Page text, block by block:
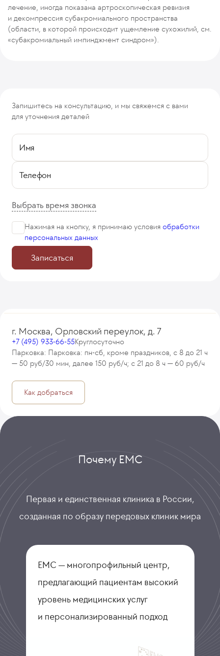
лечение, иногда показана артроскопическая ревизия
и декомпрессия субакромиального пространства
(области, в которой происходит ущемление сухожилий, см.
«субакромиальный импинджмент синдром»).
Запишитесь на консультацию, и мы свяжемся с вами
для уточнения деталей
Имя
Телефон
Выбрать время звонка
Нажимая на кнопку, я принимаю условия обработки
персональных данных
Записаться
г. Москва, Орловский переулок, д. 7
+7 (495) 933-66-55Круглосуточно
Парковка: Парковка: пн-сб, кроме праздников, с 8 до 21 ч
— 50 руб/30 мин, далее 150 руб/ч; с 21 до 8 ч — 60 руб/ч
Как добраться
Почему ЕМС
Первая и единственная клиника в России,
созданная по образу передовых клиник мира
ЕМС — многопрофильный центр,
предлагающий пациентам высокий
уровень медицинских услуг
и персонализированный подход